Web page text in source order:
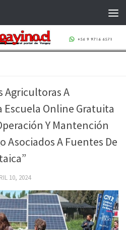
Agricultoras A
Escuela Online Gratuita
Y Mantención
Asociados A Fuentes De
10, 2024